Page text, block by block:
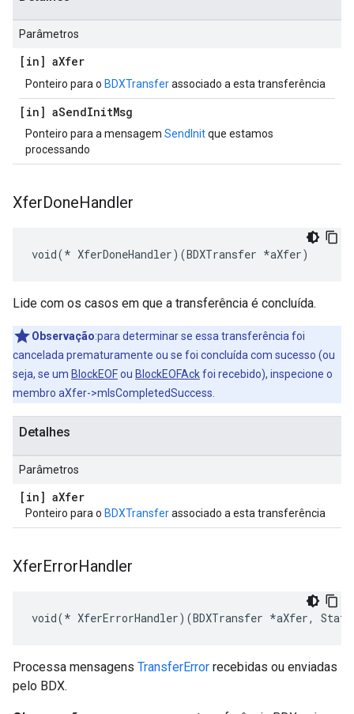
Parâmetros
[in] aXfer
Ponteiro para o BDXTransferassociado a esta transferência
[in] aSendInitMsg
Ponteiro para a mensagem SendInitque estamos
processando
XferDoneHandler
void(* XferDoneHandler)(BDXTransfer *aXfer)
Lide com os casos em que a transferência é concluída.
Observação:para determinar se essa transferência foi
cancelada prematuramente ou se foi concluída com sucesso (ou
seja, se um BlockEOFou BlockEOFAckfoi recebido), inspecione o
membro aXfer->mIsCompletedSuccess.
Detalhes
Parâmetros
[in] aXfer
Ponteiro para o BDXTransferassociado a esta transferência
XferErrorHandler
void(* XferErrorHandler)(BDXTransfer *aXfer,
Processa mensagens TransferError recebidas ou enviadas
pelo BDX.